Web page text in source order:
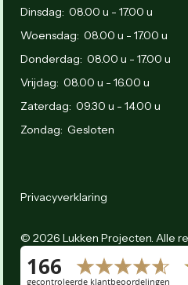
Dinsdag: 08.00 u - 17.00 u
Woensdag: 08.00 u - 17.00 u
Donderdag: 08.00 u - 17.00 u
Vrijdag: 08.00 u - 16.00 u
Zaterdag: 09.30 u - 14.00 u
Zondag: Gesloten
Privacyverklaring
© 2026 Lukken Projecten. Alle